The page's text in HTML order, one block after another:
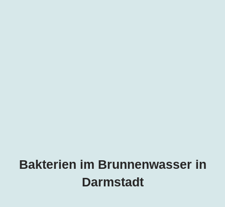
Bakterien im Brunnenwasser in
Darmstadt